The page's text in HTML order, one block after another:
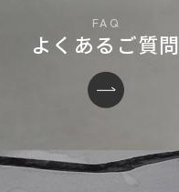
よくあるご質問